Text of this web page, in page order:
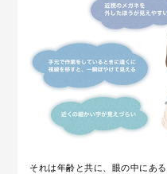
それは年齢と共に、眼の中にある